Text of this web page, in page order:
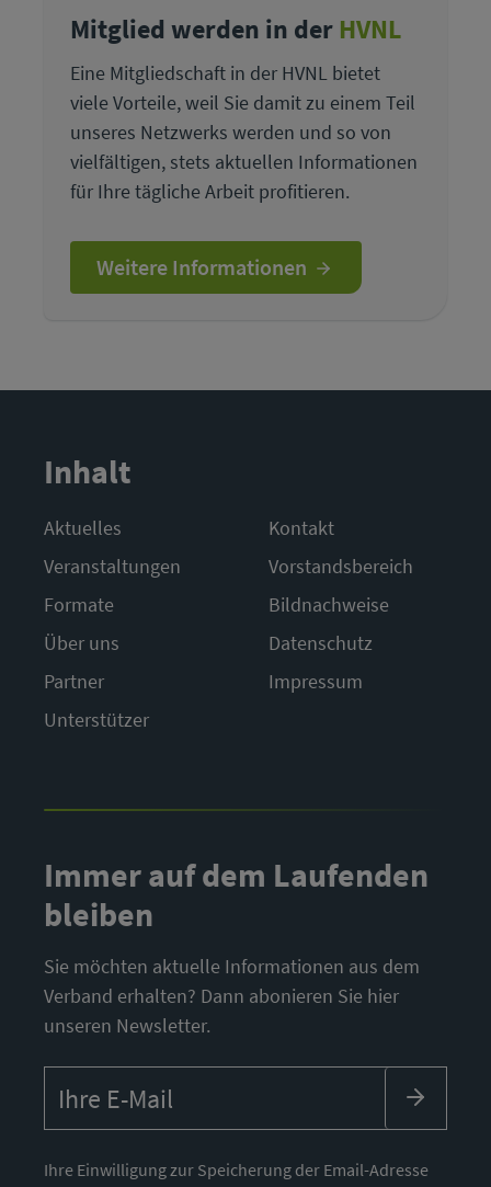
Mitglied werden in der HVNL
Eine Mitgliedschaft in der HVNL bietet
viele Vorteile, weil Sie damit zu einem Teil
unseres Netzwerks werden und so von
vielfältigen, stets aktuellen Informationen
für Ihre tägliche Arbeit profitieren.
Weitere Informationen
Inhalt
Aktuelles
Veranstaltungen
Formate
Über uns
Partner
Unterstützer
Kontakt
Vorstandsbereich
Bildnachweise
Datenschutz
Impressum
Immer auf dem Laufenden
bleiben
Sie möchten aktuelle Informationen aus dem
Verband erhalten? Dann abonieren Sie hier
unseren Newsletter.
Ihre Einwilligung zur Speicherung der Email-Adresse